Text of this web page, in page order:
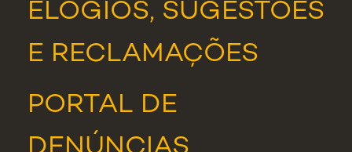
ELOGIOS, SUGESTÕES
E RECLAMAÇÕES
PORTAL DE